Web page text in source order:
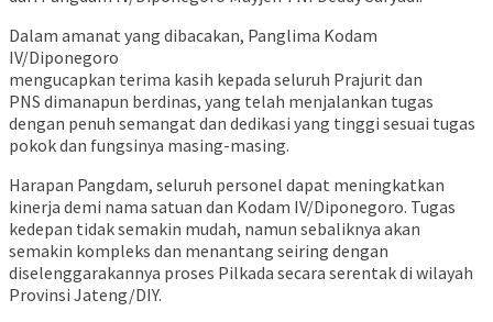
Dalam amanat yang dibacakan, Panglima Kodam
IV/Diponegoro
mengucapkan terima kasih kepada seluruh Prajurit dan
PNS dimanapun berdinas, yang telah menjalankan tugas
dengan penuh semangat dan dedikasi yang tinggi sesuai tugas
pokok dan fungsinya masing-masing.
Harapan Pangdam, seluruh personel dapat meningkatkan
kinerja demi nama satuan dan Kodam IV/Diponegoro. Tugas
kedepan tidak semakin mudah, namun sebaliknya akan
semakin kompleks dan menantang seiring dengan
diselenggarakannya proses Pilkada secara serentak di wilayah
Provinsi Jateng/DIY.